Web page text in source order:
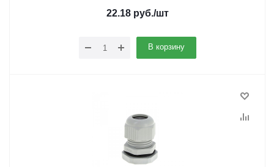
22.18 руб./шт
В корзину